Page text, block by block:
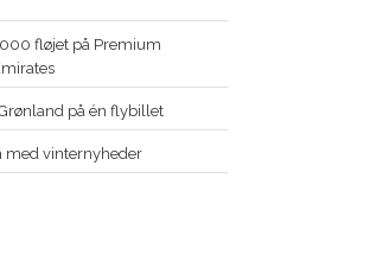
fløjet på Premium
på én flybillet
med vinternyheder